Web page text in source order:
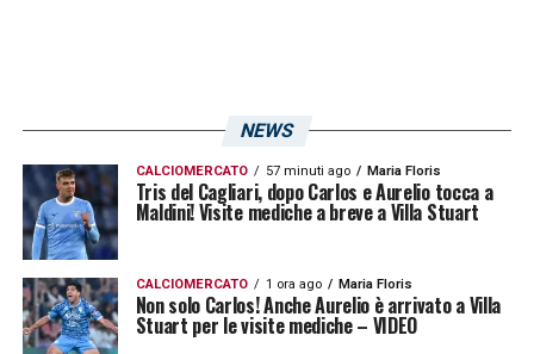
NEWS
CALCIOMERCATO 57 minuti ago Maria Floris
Tris del Cagliari, dopo Carlos e Aurelio tocca a
Maldini! Visite mediche a breve a Villa Stuart
CALCIOMERCATO 1 ora ago Maria Floris
Non solo Carlos! Anche Aurelio è arrivato a Villa
Stuart per le visite mediche – VIDEO